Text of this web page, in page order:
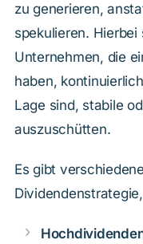
zu generieren,
spekulieren.
Unternehmen, die
haben,
Lage sind, stabile
auszuschütten.
Es gibt